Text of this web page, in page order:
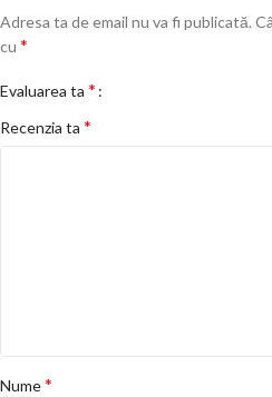
Adresa ta de email nu va fi publicată.
cu *
Evaluarea ta *
Recenzia ta *
Nume*